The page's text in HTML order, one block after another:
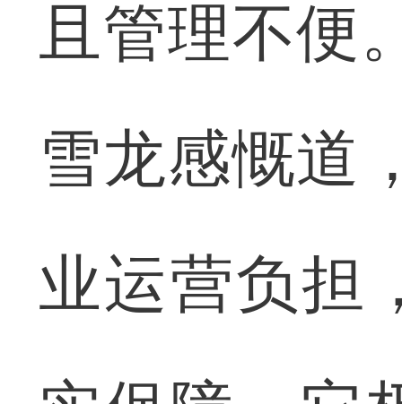
且管理不便
雪龙感慨道
业运营负担